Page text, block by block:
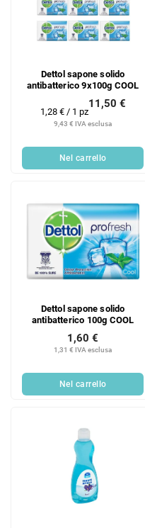
Dettol sapone solido
antibatterico 9x100g COOL
9,43 € IVA esclusa
11,50 €
Prezzo
della
1,28 € / 1 pz
Nel carrello
Dettol sapone solido
antibatterico 100g COOL
1,31 € IVA esclusa
1,60 €
Nel carrello